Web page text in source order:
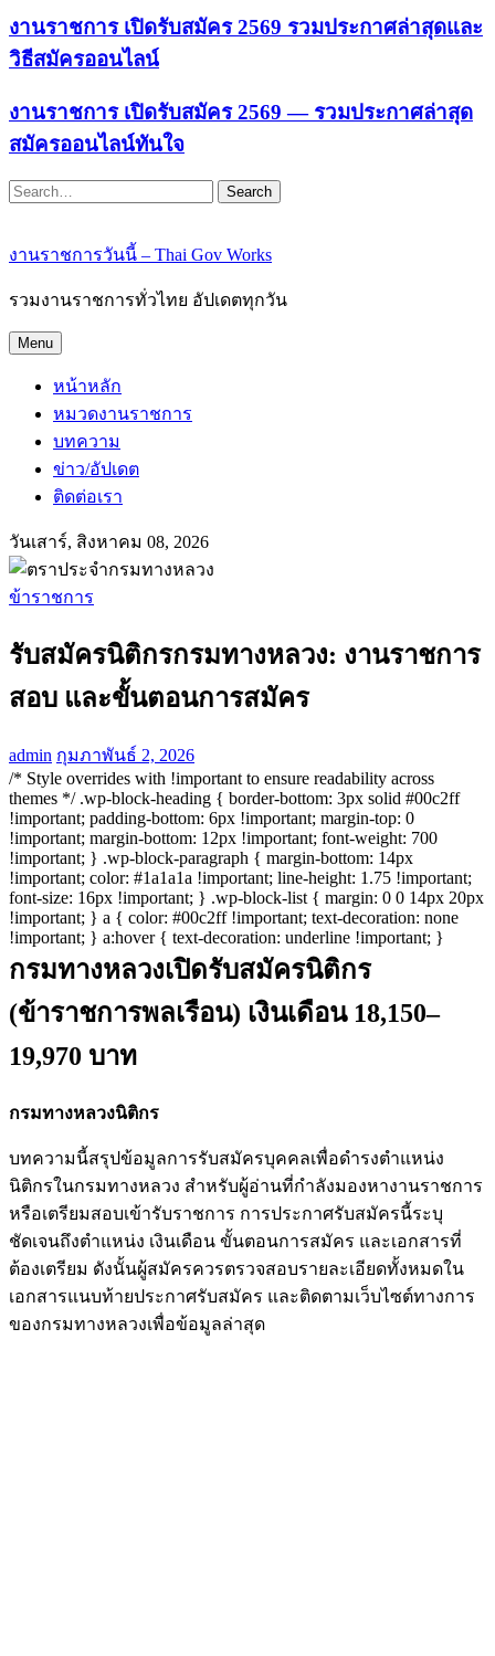
งานราชการ เปิดรับสมัคร 2569 รวมประกาศล่าสุดและ
วิธีสมัครออนไลน์
งานราชการ เปิดรับสมัคร 2569 — รวมประกาศล่าสุด
สมัครออนไลน์ทันใจ
Search
งานราชการวันนี้ – Thai Gov Works
รวมงานราชการทั่วไทย อัปเดตทุกวัน
Menu
หน้าหลัก
หมวดงานราชการ
บทความ
ข่าว/อัปเดต
ติดต่อเรา
วันเสาร์, สิงหาคม 08, 2026
ข้าราชการ
รับสมัครนิติกรกรมทางหลวง: งานราชการ
สอบ และขั้นตอนการสมัคร
admin กุมภาพันธ์ 2, 2026
/* Style overrides with !important to ensure readability across
themes */ .wp-block-heading { border-bottom: 3px solid #00c2ff
!important; padding-bottom: 6px !important; margin-top: 0
!important; margin-bottom: 12px !important; font-weight: 700
!important; } .wp-block-paragraph { margin-bottom: 14px
!important; color: #1a1a1a !important; line-height: 1.75 !important;
font-size: 16px !important; } .wp-block-list { margin: 0 0 14px 20px
!important; } a { color: #00c2ff !important; text-decoration: none
!important; } a:hover { text-decoration: underline !important; }
กรมทางหลวงเปิดรับสมัครนิติกร
(ข้าราชการพลเรือน) เงินเดือน 18,150–
19,970 บาท
กรมทางหลวงนิติกร
บทความนี้สรุปข้อมูลการรับสมัครบุคคลเพื่อดำรงตำแหน่ง
นิติกรในกรมทางหลวง สำหรับผู้อ่านที่กำลังมองหางานราชการ
หรือเตรียมสอบเข้ารับราชการ การประกาศรับสมัครนี้ระบุ
ชัดเจนถึงตำแหน่ง เงินเดือน ขั้นตอนการสมัคร และเอกสารที่
ต้องเตรียม ดังนั้นผู้สมัครควรตรวจสอบรายละเอียดทั้งหมดใน
เอกสารแนบท้ายประกาศรับสมัคร และติดตามเว็บไซต์ทางการ
ของกรมทางหลวงเพื่อข้อมูลล่าสุด